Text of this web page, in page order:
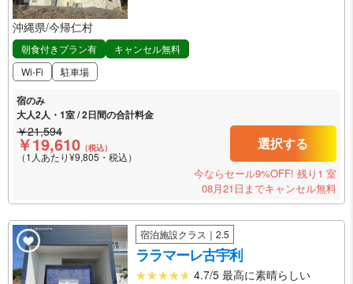
沖縄県/今帰仁村
朝食付きプラン有
キャンセル無料
Wi-Fi
駐車場
宿のみ
大人2人・1室 / 2日間の合計料金
￥21,594
￥19,610 （税込）
（1人あたり¥9,805・税込）
選択する
今ならセール9%OFF! 残り1 室
08月21日までキャンセル無料
宿泊施設クラス｜2.5
ララマーレ古宇利
4.7/5 最高に素晴らしい